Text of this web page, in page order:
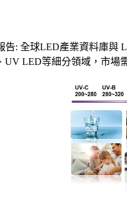
告: 全球LED產業資料庫
LED等細分領域，市場